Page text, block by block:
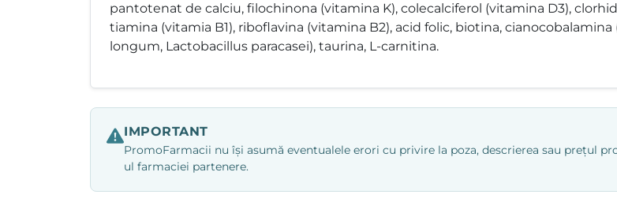
pantotenat de calciu, filochinona (vitamina K), colecalciferol (vitamina D3),
tiamina (vitamia B1), riboflavina (vitamina B2), acid folic, biotina,
longum, Lactobacillus paracasei), taurina, L-carnitina.
IMPORTANT
PromoFarmacii nu își asumă eventualele erori cu privire la poza, descrierea sau prețul
ul farmaciei partenere.